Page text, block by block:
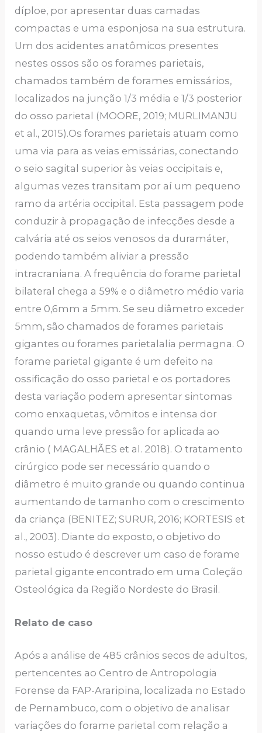
díploe, por apresentar duas camadas
compactas e uma esponjosa na sua estrutura.
Um dos acidentes anatômicos presentes
nestes ossos são os forames parietais,
chamados também de forames emissários,
localizados na junção 1/3 média e 1/3 posterior
do osso parietal (MOORE, 2019; MURLIMANJU
et al., 2015).Os forames parietais atuam como
uma via para as veias emissárias, conectando
o seio sagital superior às veias occipitais e,
algumas vezes transitam por aí um pequeno
ramo da artéria occipital. Esta passagem pode
conduzir à propagação de infecções desde a
calvária até os seios venosos da duramáter,
podendo também aliviar a pressão
intracraniana. A frequência do forame parietal
bilateral chega a 59% e o diâmetro médio varia
entre 0,6mm a 5mm. Se seu diâmetro exceder
5mm, são chamados de forames parietais
gigantes ou forames parietalalia permagna. O
forame parietal gigante é um defeito na
ossificação do osso parietal e os portadores
desta variação podem apresentar sintomas
como enxaquetas, vômitos e intensa dor
quando uma leve pressão for aplicada ao
crânio ( MAGALHÃES et al. 2018). O tratamento
cirúrgico pode ser necessário quando o
diâmetro é muito grande ou quando continua
aumentando de tamanho com o crescimento
da criança (BENITEZ; SURUR, 2016; KORTESIS et
al., 2003). Diante do exposto, o objetivo do
nosso estudo é descrever um caso de forame
parietal gigante encontrado em uma Coleção
Osteológica da Região Nordeste do Brasil.
Relato de caso
Após a análise de 485 crânios secos de adultos,
pertencentes ao Centro de Antropologia
Forense da FAP-Araripina, localizada no Estado
de Pernambuco, com o objetivo de analisar
variações do forame parietal com relação a